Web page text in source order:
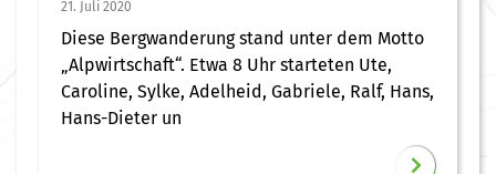
21. Juli 2020
Diese Bergwanderung stand unter dem Motto
„Alpwirtschaft“. Etwa 8 Uhr starteten Ute,
Caroline, Sylke, Adelheid, Gabriele, Ralf, Hans,
Hans-Dieter un